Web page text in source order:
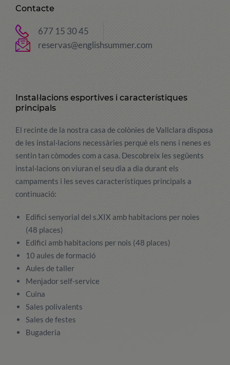
Contacte
677 15 30 45
reservas@englishsummer.com
Instal·lacions esportives i característiques
principals
El recinte de la nostra casa de colònies de Vallclara disposa
de les instal·lacions necessàries perquè els nens i nenes es
sentin tan còmodes com a casa. Descobreix les següents
instal·lacions on viuran el seu dia a dia durant els
campaments i les seves característiques principals a
continuació:
Edifici senyorial del s.XIX amb habitacions per noies
(48 places)
Edifici amb habitacions per nois (48 places)
10 aules de formació
Aules de taller
Menjador self-service
Cuina
Sales polivalents
Sales de festes
Bugaderia